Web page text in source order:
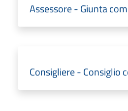
Assessore - Giunta
Consigliere - Consiglio